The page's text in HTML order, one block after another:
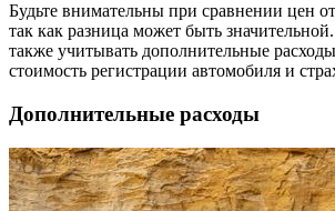
Будьте внимательны при сравнении цен
так как разница может быть
также учитывать дополнительные
стоимость регистрации автомобиля и
Дополнительные расходы